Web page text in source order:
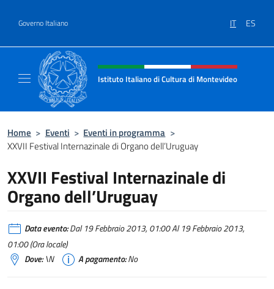
Governo Italiano IT ES
Intestazione sito, social e menù
Istituto Italiano di Cultura di Montevideo
Home > Eventi > Eventi in programma >
XXVII Festival Internazinale di Organo dell’Uruguay
XXVII Festival Internazinale di
Organo dell’Uruguay
Data evento:Dal 19 Febbraio 2013, 01:00 Al 19 Febbraio 2013,
01:00 (Ora locale)
Dove:\N A pagamento:No